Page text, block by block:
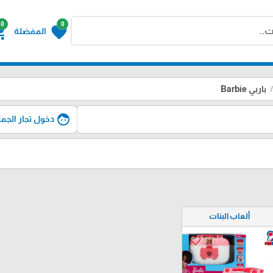
0
favorite المفضلة
0
باربي Barbie
face دخول تجار
ألعاب البنات
favorite_border